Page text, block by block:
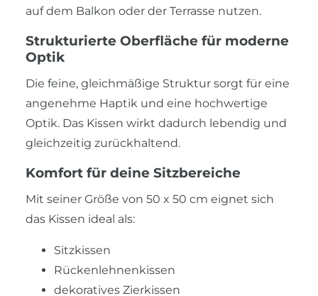
auf dem Balkon oder der Terrasse nutzen.
Strukturierte Oberfläche für moderne
Optik
Die feine, gleichmäßige Struktur sorgt für eine
angenehme Haptik und eine hochwertige
Optik. Das Kissen wirkt dadurch lebendig und
gleichzeitig zurückhaltend.
Komfort für deine Sitzbereiche
Mit seiner Größe von 50 x 50 cm eignet sich
das Kissen ideal als:
Sitzkissen
Rückenlehnenkissen
dekoratives Zierkissen